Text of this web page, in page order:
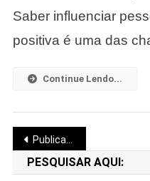
Saber influenciar
positiva é uma das
Continue Lendo...
Navegação
por
Publicações mais antigas
PESQUISAR AQUI: